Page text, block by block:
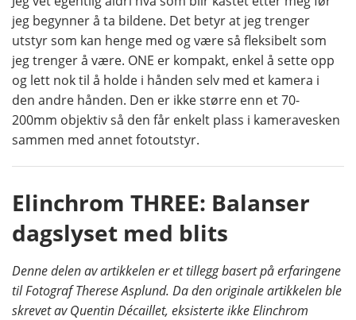
jeg begynner å ta bildene. Det betyr at jeg trenger
utstyr som kan henge med og være så fleksibelt som
jeg trenger å være. ONE er kompakt, enkel å sette opp
og lett nok til å holde i hånden selv med et kamera i
den andre hånden. Den er ikke større enn et 70-
200mm objektiv så den får enkelt plass i kameravesken
sammen med annet fotoutstyr.
Elinchrom THREE: Balanser
dagslyset med blits
Denne delen av artikkelen er et tillegg basert på erfaringene
til Fotograf Therese Asplund. Da den originale artikkelen ble
skrevet av Quentin Décaillet, eksisterte ikke Elinchrom